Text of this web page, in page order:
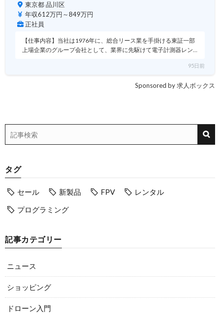
東京都 品川区
年収612万円～849万円
正社員
【仕事内容】当社は1976年に、総合リース業を手掛ける東証一部
上場企業のグループ会社として、業界に先駆けて電子計測器レン…
95日前
Sponsored by 求人ボックス
タグ
セール 新製品 FPV
レンタル
プログラミング
記事カテゴリー
ニュース
ショッピング
ドローン入門